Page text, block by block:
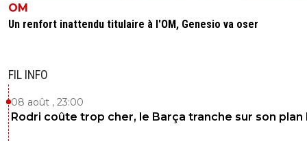
OM
Un renfort inattendu titulaire à l'OM, Genesio va oser
FIL INFO
08 août , 23:00
Rodri coûte trop cher, le Barça tranche sur son plan